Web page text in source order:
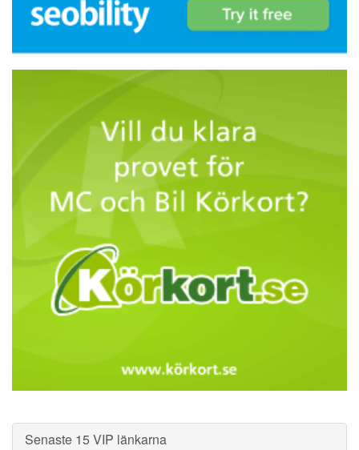
Senaste 15 VIP länkarna